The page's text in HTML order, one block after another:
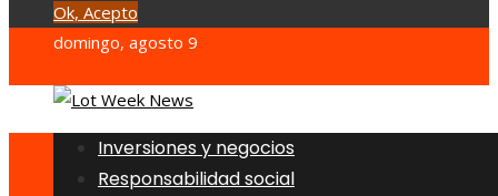
Ok, Acepto
domingo, agosto 9
Inversiones y negocios
Responsabilidad social